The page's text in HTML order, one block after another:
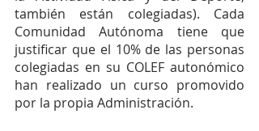
también están colegiadas). Cada
Comunidad Autónoma tiene que
justificar que el 10% de las personas
colegiadas en su COLEF autonómico
han realizado un curso promovido
por la propia Administración.